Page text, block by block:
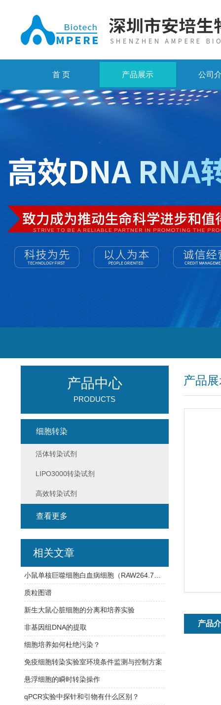
首 页 产品展示 公司
产品
产品
产品中心
PRODUCTS
细胞转染
活体转染试剂
LIPO3000转染试剂
高效转染试剂
查看更多
相关文章
质粒图谱
新生大鼠心脏细胞的分离和培养实验
非基因组DNA的提取
细胞培养如何杜绝污染？
免疫细胞转染实验室环境条件监测与控制方案
悬浮细胞的瞬时转染操作
qPCR实验中探针和引物有什么区别？